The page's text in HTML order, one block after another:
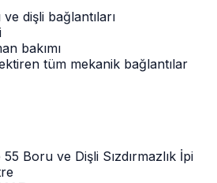
dişli bağlantıları
bakımı
tüm mekanik bağlantılar
Boru ve Dişli Sızdırmazlık İpi